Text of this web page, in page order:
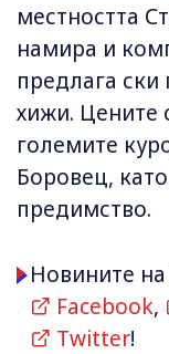
местността
намира и
предлага ски
хижи. Цените
големите
Боровец,
предимство.
Новините на
Facebook,
Twitter!